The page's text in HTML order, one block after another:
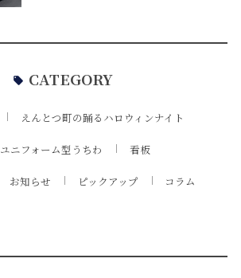
CATEGORY
えんとつ町の踊るハロウィンナイト
ユニフォーム型うちわ 看板
お知らせ ピックアップ コラム